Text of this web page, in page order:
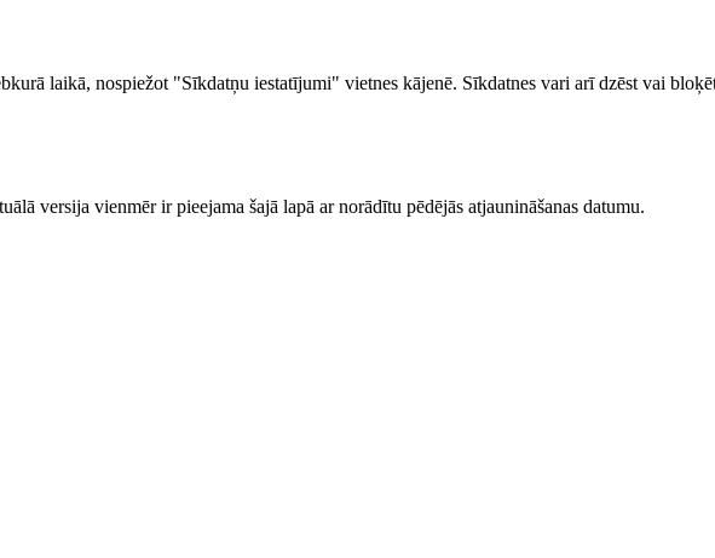
laikā, nospiežot "Sīkdatņu iestatījumi" vietnes kājenē. Sīkdatnes vari arī dzēst vai
versija vienmēr ir pieejama šajā lapā ar norādītu pēdējās atjaunināšanas datumu.